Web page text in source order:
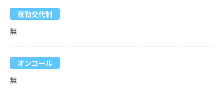
夜勤交代制
無
オンコール
無